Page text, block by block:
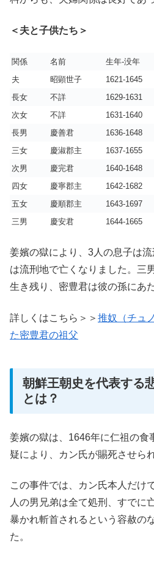
＜夫と子供たち＞
関係 名前 生年-没年
夫
昭顕世子
1621-1645
長女
不詳 1629-1631
次女
不詳 1631-1640
長男
慶善君 1636-1648
三女
慶淑郡主 1637-1655
次男
慶完君 1640-1648
四女
慶寧郡主 1642-1682
五女
慶順郡主 1643-1697
三男
慶安君 1644-1665
姜嬪の獄により、3人の息子は
は流刑地で亡くなりました。三
生き残り、密豊君は彼の孫にあ
詳しくはこちら＞＞ 推奴（チュ
た密豊君の祖父
朝鮮王朝史を代表する
とは？
姜嬪の獄は、1646年に仁祖の食
疑により、カン氏が賜死させら
この事件では、カン氏本人だけ
人の男兄弟は全て処刑、すでに
暴かれ斬首されるという容赦の
た。